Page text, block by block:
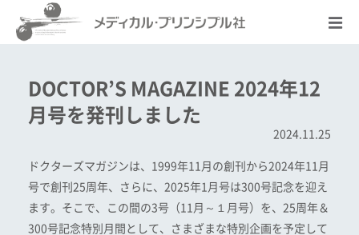
DOCTOR’S MAGAZINE 2024年12
月号を発刊しました
2024.11.25
ドクターズマガジンは、1999年11月の創刊から2024年11月
号で創刊25周年、さらに、2025年1月号は300号記念を迎え
ます。そこで、この間の3号（11月～１月号）を、25周年＆
300号記念特別月間として、さまざまな特別企画を予定して